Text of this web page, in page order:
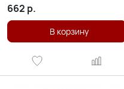
662 р.
В корзину